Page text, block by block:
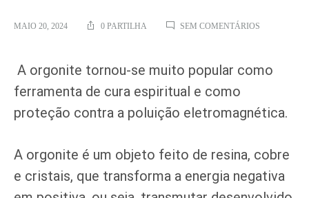
MAIO 20, 2024 0 PARTILHA SEM COMENTÁRIOS
SEUS
A orgonite tornou-se muito popular como
ferramenta de cura espiritual e como
proteção contra a poluição eletromagnética.
A orgonite é um objeto feito de resina, cobre
e cristais, que transforma a energia negativa